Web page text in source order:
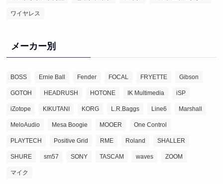
ワイヤレス
メーカー別
BOSS Ernie Ball Fender FOCAL FRYETTE Gibson
GOTOH HEADRUSH HOTONE IK Multimedia iSP
iZotope KIKUTANI KORG L.R.Baggs Line6 Marshall
MeloAudio Mesa Boogie MOOER One Control
PLAYTECH Positive Grid RME Roland SHALLER
SHURE sm57 SONY TASCAM waves ZOOM
マイク